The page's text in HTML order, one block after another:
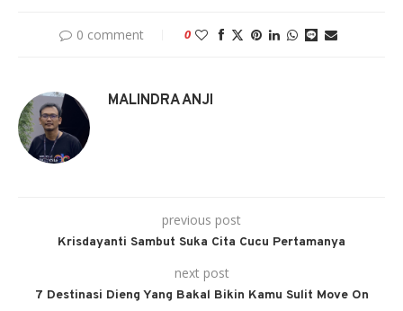
0 comment 0
MALINDRA ANJI
previous post
Krisdayanti Sambut Suka Cita Cucu Pertamanya
next post
7 Destinasi Dieng Yang Bakal Bikin Kamu Sulit Move On